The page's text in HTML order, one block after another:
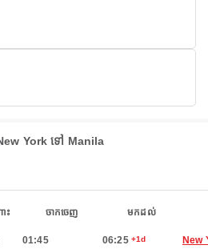
York ទៅ Manila
ះ ចាកចេញ មកដល់
01:45 06:25 +1d New